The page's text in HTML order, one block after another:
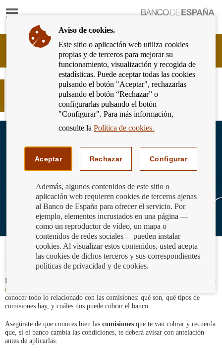
Mostrar
Ir
página
de
inicio
del
Banco
de
España
Cliente
Bancario
Banco
España
Eurosistema,
El universo financiero: planeta
Comisiones
12/05/2020
Después de nuestro recorrido por el
planeta Préstamos Personales y Crédito
al Consumo
conocer todo lo relacionado con las comisiones: qué son, qué tipos de
comisiones hay, y cuáles nos puede cobrar el banco.
Asegúrate de que conoces bien las comisiones que te van cobrar y recuerda
que, si el banco cambia las condiciones, te deberá avisar con antelación
antes de aplicarlas.
Aviso de cookies.
Este sitio o aplicación web utiliza cookies
propias y de terceros para mejorar su
funcionamiento, visualización y recogida de
estadísticas. Puede aceptar todas las cookies
pulsando el botón "Aceptar", rechazarlas
pulsando el botón “Rechazar” o
configurarlas pulsando el botón
"Configurar". Para más información,
consulte laPolítica de cookies.
Aceptar Rechazar Configurar
Además, algunos contenidos de este sitio o
aplicación web requieren cookies de terceros ajenas
al Banco de España para ofrecer el servicio. Por
ejemplo, elementos incrustados en una página —
como un reproductor de vídeo, un mapa o
contenidos de redes sociales— pueden instalar
cookies. Al visualizar estos contenidos, usted acepta
las cookies de dichos terceros y sus correspondientes
políticas de privacidad y de cookies.